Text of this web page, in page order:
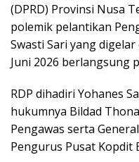
(DPRD) Provinsi Nusa
polemik pelantikan
Swasti Sari yang digelar
Juni 2026 berlangsung
RDP dihadiri Yohanes
hukumnya Bildad
Pengawas serta
Pengurus Pusat Kopdit